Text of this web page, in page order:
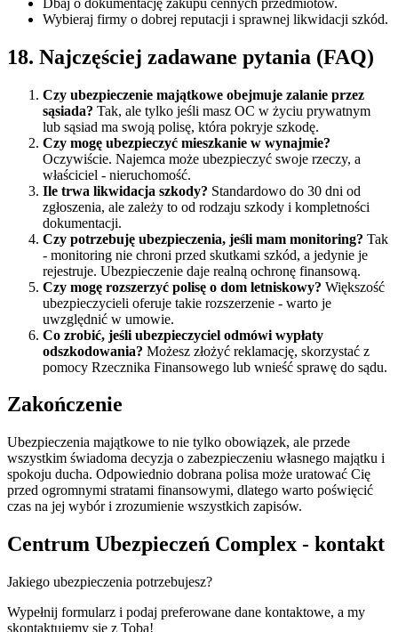
Wybieraj firmy o dobrej reputacji i sprawnej likwidacji szkód.
18. Najczęściej zadawane pytania (FAQ)
Czy ubezpieczenie majątkowe obejmuje zalanie przez
sąsiada? Tak, ale tylko jeśli masz OC w życiu prywatnym
lub sąsiad ma swoją polisę, która pokryje szkodę.
Czy mogę ubezpieczyć mieszkanie w wynajmie?
Oczywiście. Najemca może ubezpieczyć swoje rzeczy, a
właściciel - nieruchomość.
Ile trwa likwidacja szkody? Standardowo do 30 dni od
zgłoszenia, ale zależy to od rodzaju szkody i kompletności
dokumentacji.
Czy potrzebuję ubezpieczenia, jeśli mam monitoring? Tak
- monitoring nie chroni przed skutkami szkód, a jedynie je
rejestruje. Ubezpieczenie daje realną ochronę finansową.
Czy mogę rozszerzyć polisę o dom letniskowy? Większość
ubezpieczycieli oferuje takie rozszerzenie - warto je
uwzględnić w umowie.
Co zrobić, jeśli ubezpieczyciel odmówi wypłaty
odszkodowania? Możesz złożyć reklamację, skorzystać z
pomocy Rzecznika Finansowego lub wnieść sprawę do sądu.
Zakończenie
Ubezpieczenia majątkowe to nie tylko obowiązek, ale przede
wszystkim świadoma decyzja o zabezpieczeniu własnego majątku i
spokoju ducha. Odpowiednio dobrana polisa może uratować Cię
przed ogromnymi stratami finansowymi, dlatego warto poświęcić
czas na jej wybór i zrozumienie wszystkich zapisów.
Centrum Ubezpieczeń Complex - kontakt
Jakiego ubezpieczenia potrzebujesz?
Wypełnij formularz i podaj preferowane dane kontaktowe, a my
skontaktujemy się z Tobą!